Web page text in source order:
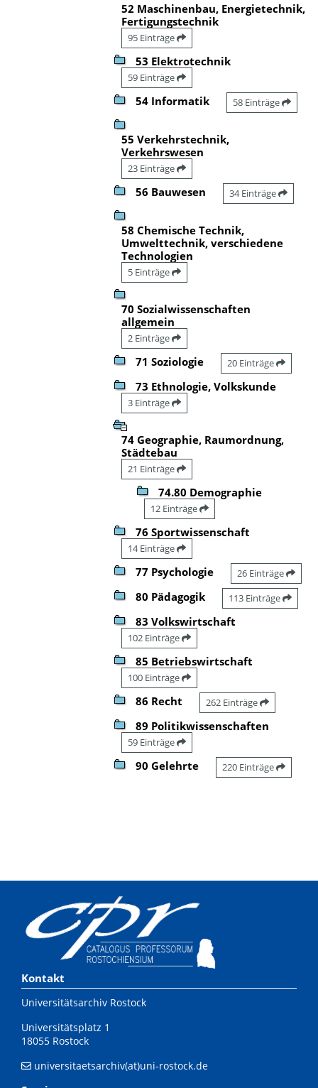
52 Maschinenbau, Energietechnik,
Fertigungstechnik
95 Einträge
53 Elektrotechnik
59 Einträge
54 Informatik 58 Einträge
55 Verkehrstechnik,
Verkehrswesen
23 Einträge
56 Bauwesen 34 Einträge
58 Chemische Technik,
Umwelttechnik, verschiedene
Technologien
5 Einträge
70 Sozialwissenschaften
allgemein
2 Einträge
71 Soziologie 20 Einträge
73 Ethnologie, Volkskunde
3 Einträge
74 Geographie, Raumordnung,
Städtebau
21 Einträge
74.80 Demographie
12 Einträge
76 Sportwissenschaft
14 Einträge
77 Psychologie 26 Einträge
80 Pädagogik 113 Einträge
83 Volkswirtschaft
102 Einträge
85 Betriebswirtschaft
100 Einträge
86 Recht 262 Einträge
89 Politikwissenschaften
59 Einträge
90 Gelehrte 220 Einträge
Kontakt
Universitätsarchiv Rostock
Universitätsplatz 1
18055 Rostock
universitaetsarchiv(at)uni-rostock.de